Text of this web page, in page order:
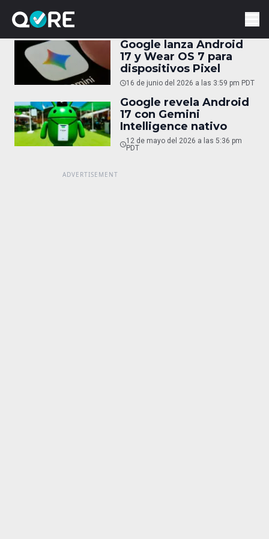
Google lanza Android
17 y Wear OS 7 para
dispositivos Pixel
16 de junio del 2026 a las 3:59 pm PDT
Google revela Android
17 con Gemini
Intelligence nativo
12 de mayo del 2026 a las 5:36 pm
PDT